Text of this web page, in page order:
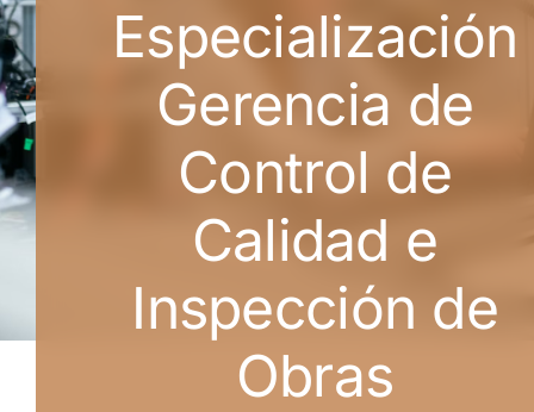
Especializaciones
Dirección
Especialización
Gerencia de
Control de
Calidad e
Inspección de
Obras